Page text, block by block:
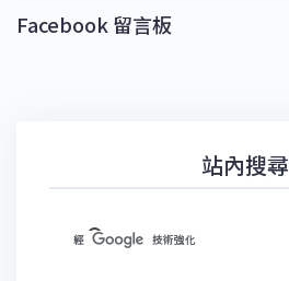
Facebook 留言板
站內搜尋